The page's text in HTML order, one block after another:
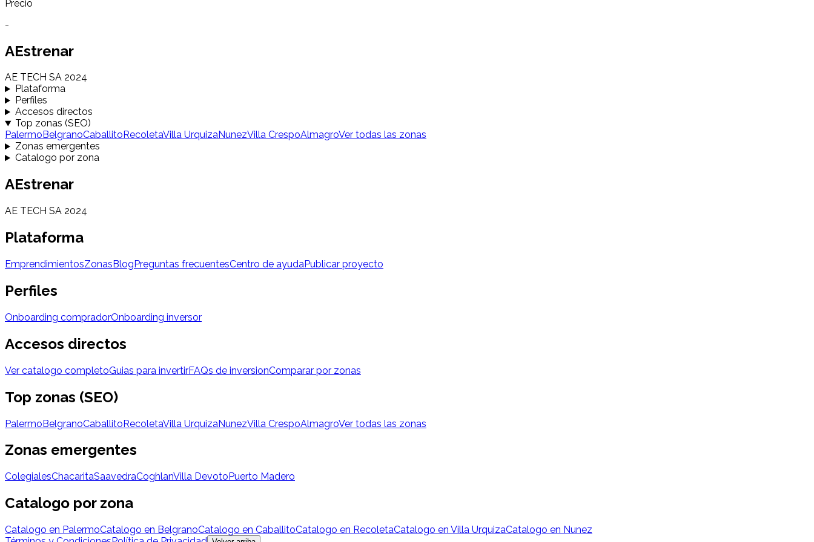
Precio
-
AEstrenar
AE TECH SA 2024
Plataforma
Perfiles
Accesos directos
Top zonas (SEO)
Palermo BelgranoCaballito RecoletaVilla UrquizaNunezVilla CrespoAlmagroVer todas las zonas
Zonas emergentes
Catalogo por zona
AEstrenar
AE TECH SA 2024
Plataforma
EmprendimientosZonasBlogPreguntas frecuentesCentro de ayudaPublicar proyecto
Perfiles
Onboarding compradorOnboarding inversor
Accesos directos
Ver catalogo completoGuias para invertirFAQs de inversionComparar por zonas
Top zonas (SEO)
PalermoBelgranoCaballitoRecoletaVilla UrquizaNunezVilla CrespoAlmagroVer todas las zonas
Zonas emergentes
ColegialesChacaritaSaavedraCoghlanVilla Devoto Puerto Madero
Catalogo por zona
Catalogo en PalermoCatalogo en BelgranoCatalogo en CaballitoCatalogo en RecoletaCatalogo en Villa UrquizaCatalogo en Nunez